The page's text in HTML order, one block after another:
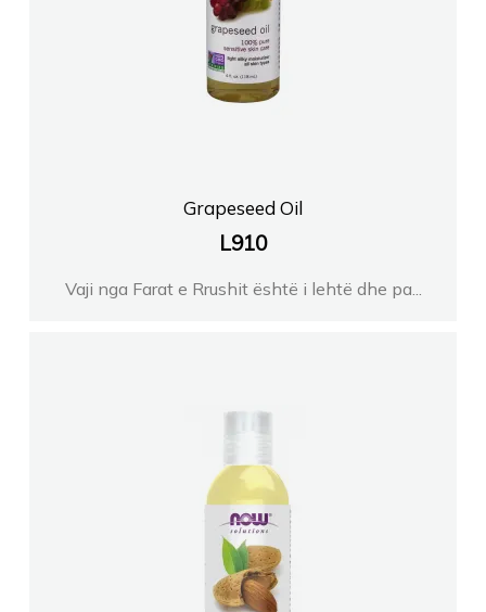
Grapeseed Oil
L910
Vaji nga Farat e Rrushit është i lehtë dhe pa...